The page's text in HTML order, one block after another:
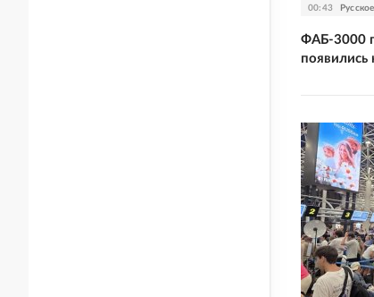
00:43
ФАБ-3000
появились